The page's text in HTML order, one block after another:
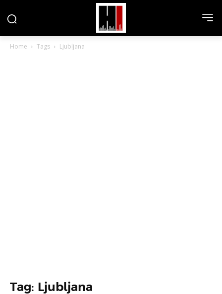
Home Tags Ljubljana
Tag: Ljubljana